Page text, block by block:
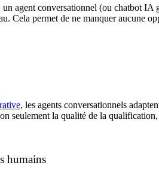
agent conversationnel (ou chatbot IA
Cela permet de ne manquer aucune
, les agents conversationnels
seulement la qualité de la
humains